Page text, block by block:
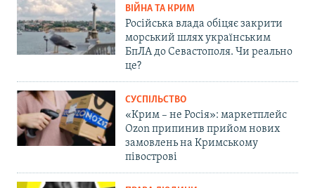
ВІЙНА ТА КРИМ
Російська влада обіцяє закрити
морський шлях українським
БпЛА до Севастополя. Чи реально
це?
СУСПІЛЬСТВО
«Крим – не Росія»: маркетплейс
Ozon припинив прийом нових
замовлень на Кримському
півострові